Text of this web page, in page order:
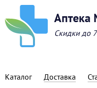
Скидки до
Каталог Доставка